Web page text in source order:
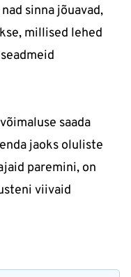
sinna jõuavad,
millised lehed
saada
jaoks oluliste
paremini, on
viivaid